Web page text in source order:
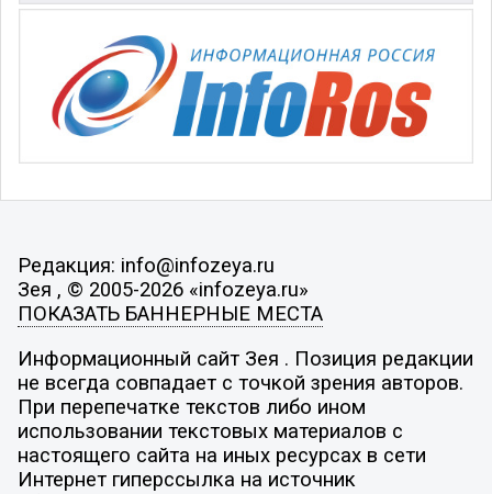
Редакция: info@infozeya.ru
Зея , © 2005-2026 «infozeya.ru»
ПОКАЗАТЬ БАННЕРНЫЕ МЕСТА
Информационный сайт Зея . Позиция редакции
не всегда совпадает с точкой зрения авторов.
При перепечатке текстов либо ином
использовании текстовых материалов с
настоящего сайта на иных ресурсах в сети
Интернет гиперссылка на источник